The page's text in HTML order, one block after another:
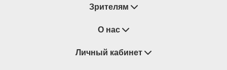
Зрителям
Восстановление билетов
Замена / Отмена / Перенос мероприятий
О нас
О компании
Личный кабинет